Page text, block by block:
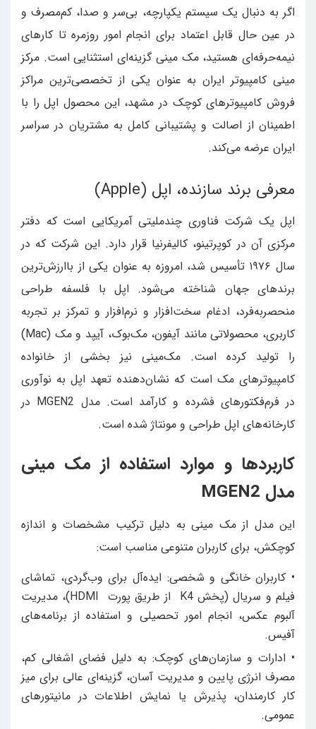
اگر به دنبال یک سیستم یکپارچه، بی‌سر و صدا، کم‌مصرف و
در عین حال قابل اعتماد برای انجام امور روزمره تا کارهای
نیمه‌حرفه‌ای هستید، مک مینی گزینه‌ای استثنایی است. مرکز
مینی کامپیوتر ایران به عنوان یکی از تخصصی‌ترین مراکز
فروش کامپیوترهای کوچک در مشهد، این محصول اپل را با
اطمینان از اصالت و پشتیبانی کامل به مشتریان در سراسر
ایران عرضه می‌کند.
معرفی برند سازنده، اپل (Apple)
اپل یک شرکت فناوری چندملیتی آمریکایی است که دفتر
مرکزی آن در کوپرتینو، کالیفرنیا قرار دارد. این شرکت که در
سال ۱۹۷۶ تأسیس شد، امروزه به عنوان یکی از باارزش‌ترین
برندهای جهان شناخته می‌شود. اپل با فلسفه طراحی
منحصربه‌فرد، ادغام سخت‌افزار و نرم‌افزار و تمرکز بر تجربه
کاربری، محصولاتی مانند آیفون، مک‌بوک، آیپد و مک (Mac)
را تولید کرده است. مک‌مینی نیز بخشی از خانواده
کامپیوترهای مک است که نشان‌دهنده تعهد اپل به نوآوری
در فرم‌فکتورهای فشرده و کارآمد است. مدل MGEN2 در
کارخانه‌های اپل طراحی و مونتاژ شده است.
کاربردها و موارد استفاده از مک مینی
مدل MGEN2
این مدل از مک مینی به دلیل ترکیب مشخصات و اندازه
کوچکش، برای کاربران متنوعی مناسب است:
• کاربران خانگی و شخصی: ایده‌آل برای وب‌گردی، تماشای
فیلم و سریال (پخش K4 از طریق پورت HDMI)، مدیریت
آلبوم عکس، انجام امور تحصیلی و استفاده از برنامه‌های
آفیس.
• ادارات و سازمان‌های کوچک: به دلیل فضای اشغالی کم،
مصرف انرژی پایین و مدیریت آسان، گزینه‌ای عالی برای میز
کار کارمندان، پذیرش یا نمایش اطلاعات در مانیتورهای
عمومی.